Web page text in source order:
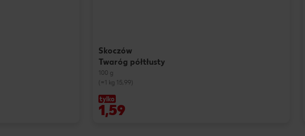
Skoczów
Twaróg półtłusty
100 g
(=1 kg 15,99)
tylko
1,59